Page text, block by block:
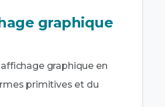
graphique
graphique en
primitives et du